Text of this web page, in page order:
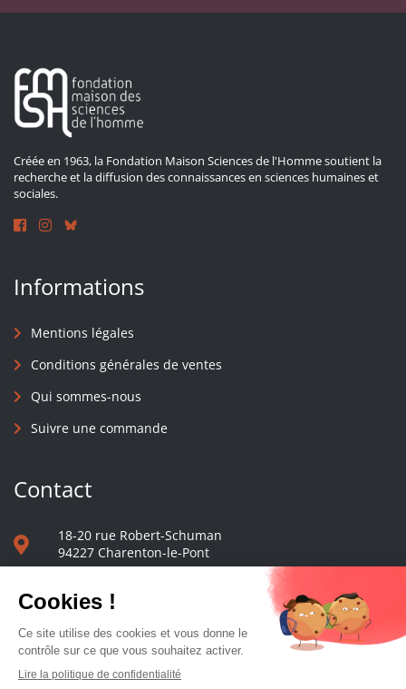
Créée en 1963, la Fondation Maison Sciences de l'Homme soutient la
recherche et la diffusion des connaissances en sciences humaines et
sociales.
Informations
Mentions légales
Conditions générales de ventes
Qui sommes-nous
Suivre une commande
Contact
18-20 rue Robert-Schuman
94227 Charenton-le-Pont